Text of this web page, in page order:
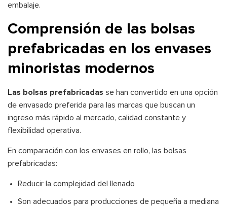
embalaje.
Comprensión de las bolsas
prefabricadas en los envases
minoristas modernos
Las bolsas prefabricadas se han convertido en una opción
de envasado preferida para las marcas que buscan un
ingreso más rápido al mercado, calidad constante y
flexibilidad operativa.
En comparación con los envases en rollo, las bolsas
prefabricadas:
Reducir la complejidad del llenado
Son adecuados para producciones de pequeña a mediana